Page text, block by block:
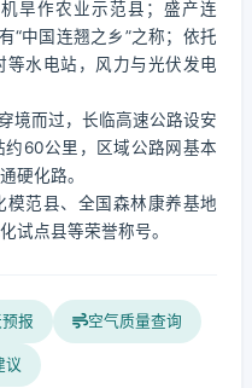
旱作农业示范县；盛产连
“中国连翘之乡”之称；依托
水电站，风力与光伏发电
境而过，长临高速公路设安
60公里，区域公路网基本
硬化路。
范县、全国森林康养基地
试点县等荣誉称号。
报 空气质量查询
议